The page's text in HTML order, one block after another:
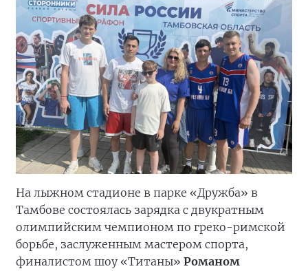
На лыжном стадионе в парке «Дружба» в
Тамбове состоялась зарядка с двукратным
олимпийским чемпионом по греко-римской
борьбе, заслуженным мастером спорта,
финалистом шоу «Титаны» Романом